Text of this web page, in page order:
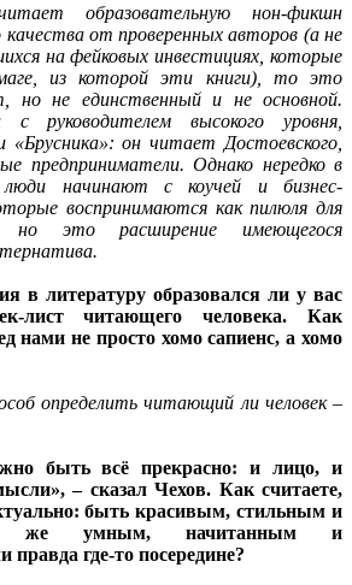
образовательную нон-фикшн
качества от проверенных авторов (а не
на фейковых инвестициях, которые
из которой эти книги), то это
но не единственный и не основной.
с руководителем высокого уровня,
«Брусника»: он читает Достоевского,
предприниматели. Однако нередко в
люди начинают с коучей и бизнес-
воспринимаются как пилюля для
но это расширение имеющегося
в литературу образовался ли у вас
лист читающего человека. Как
нами не просто хомо сапиенс, а хомо
определить читающий ли человек –
быть всё прекрасно: и лицо, и
– сказал Чехов. Как считаете,
быть красивым, стильным и
же умным, начитанным и
где-то посередине?